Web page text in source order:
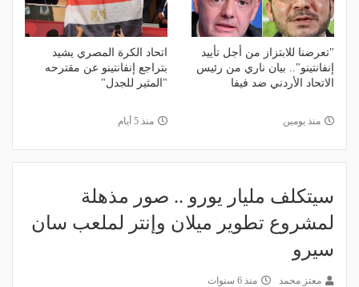
"تعرضنا للابتزاز من أجل تأييد
إنفانتينو".. بيان ناري من رئيس
الاتحاد الأردني ضد فيفا
منذ يومين
اتحاد الكرة المصري يشيد
بتراجع إنفانتينو عن مقترحه
"المثير للجدل"
منذ 5 أيام
سيتكلف مليار يورو .. صور مذهلة
لمشروع تطوير ميلان وإنتر لملعب سان
سيرو
معتز محمد منذ 6 سنوات